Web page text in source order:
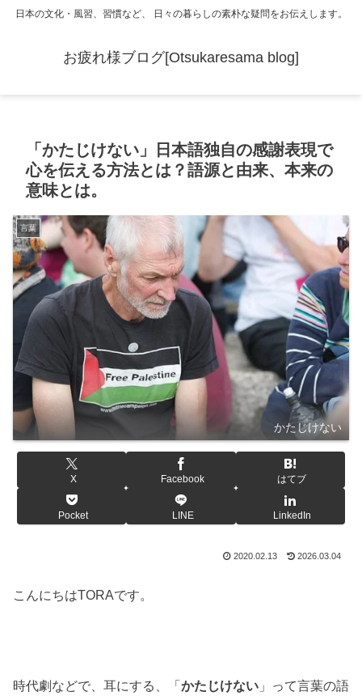
日本の文化・風習、習慣など、 日々の暮らしの素朴な疑問をお伝えします。
お疲れ様ブログ[Otsukaresama blog]
「かたじけない」日本語独自の感謝表現で
心を伝える方法とは？語源と由来、本来の
意味とは。
言葉
かたじけない
X Facebook はてブ
Pocket LINE LinkedIn
2020.02.13 2026.03.04
こんにちはTORAです。
時代劇などで、耳にする、「 かたじけない 」って言葉の語